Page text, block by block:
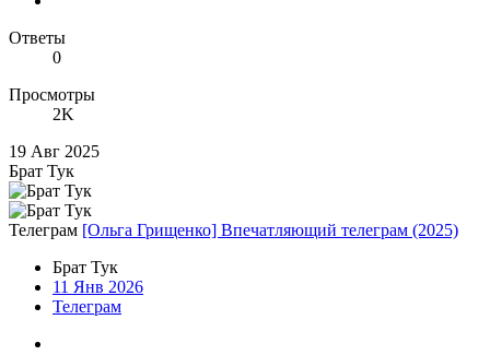
Ответы
0
Просмотры
2K
19 Авг 2025
Брат Тук
Телеграм [Ольга Грищенко] Впечатляющий телеграм (2025)
Брат Тук
11 Янв 2026
Телеграм